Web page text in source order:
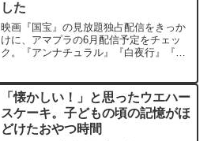
した
映画『国宝』の見放題独占配信をきっか
けに、アマプラの6月配信予定をチェッ
ク。『アンナチュラル』『白夜行』『タ
介します。
「懐かしい！」と思ったウエハー
スケーキ。子どもの頃の記憶がほ
どけたおやつ時間